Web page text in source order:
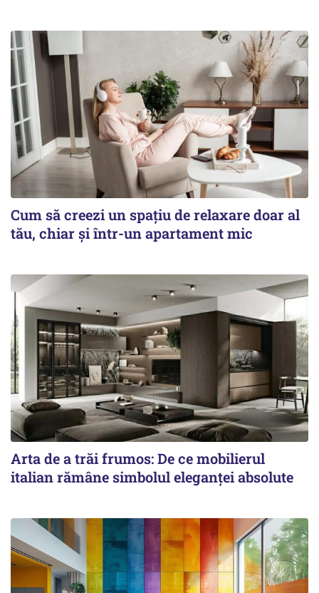
Cum să creezi un spațiu de relaxare doar al
tău, chiar și într-un apartament mic
Arta de a trăi frumos: De ce mobilierul
italian rămâne simbolul eleganței absolute